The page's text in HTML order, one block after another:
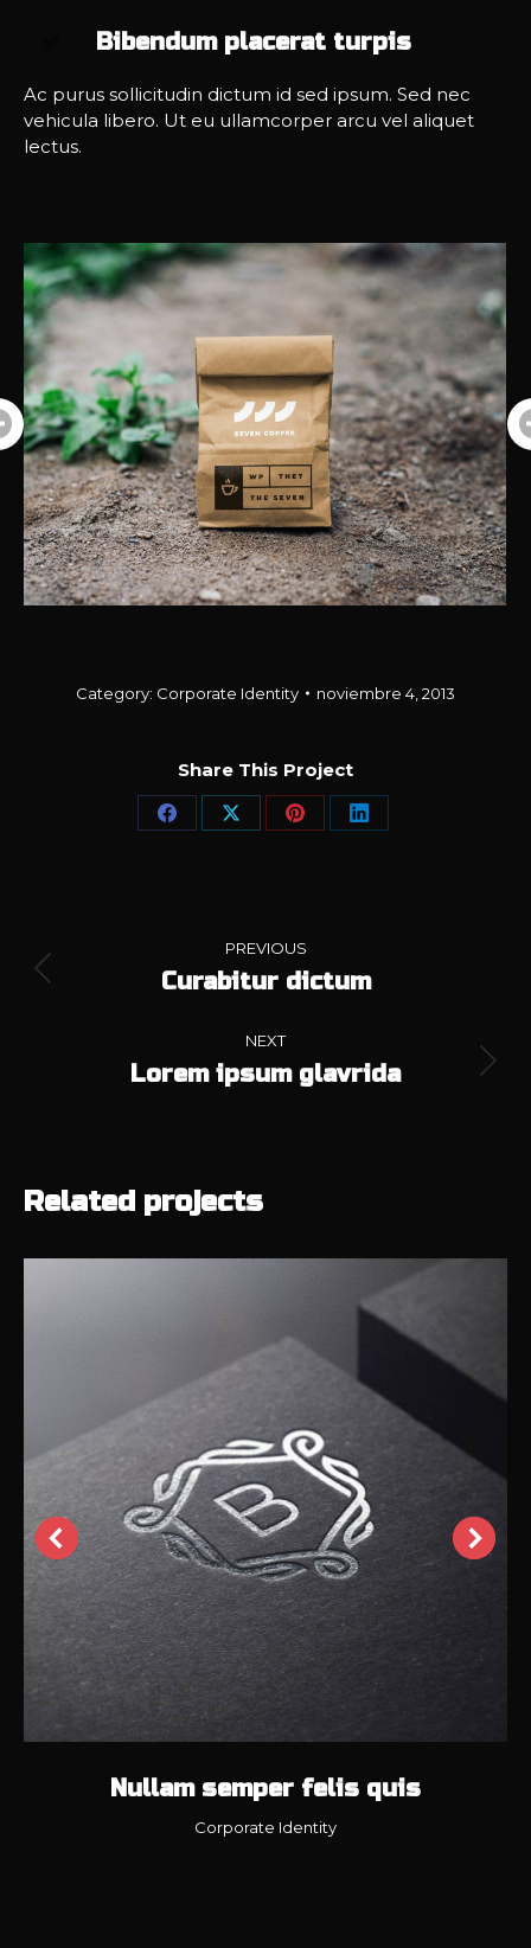
Bibendum placerat turpis
Ac purus sollicitudin dictum id sed ipsum. Sed nec
vehicula libero. Ut eu ullamcorper arcu vel aliquet
lectus.
Category: Corporate Identity noviembre 4, 2013
Share This Project
Share Share Share Share
Navegación
entre
PREVIOUS
Proyecto
Curabitur dictum
NEXT
Proyecto
Lorem ipsum glavrida
Related projects
Nullam semper felis quis
Corporate Identity